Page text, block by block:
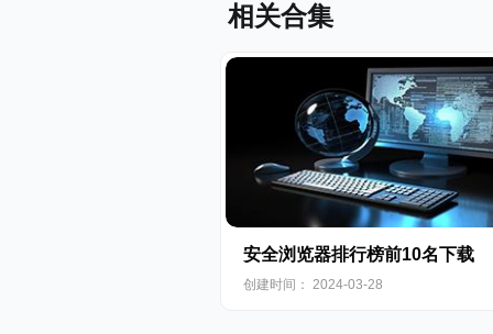
安全
相关合集
安全浏览器排行榜前10名下载
创建时间： 2024-03-28